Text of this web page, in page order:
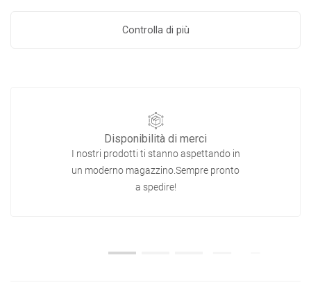
Controlla di più
Disponibilità di merci
I nostri prodotti ti stanno aspettando in
un moderno magazzino.Sempre pronto
a spedire!